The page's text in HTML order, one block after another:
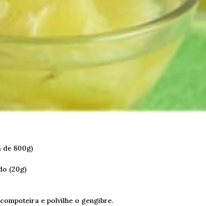
de 800g)
(20g)
e polvilhe o gengibre.